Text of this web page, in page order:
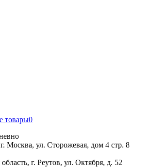
товары0
Москва, ул. Сторожевая, дом 4 стр. 8
г. Реутов, ул. Октября, д. 52